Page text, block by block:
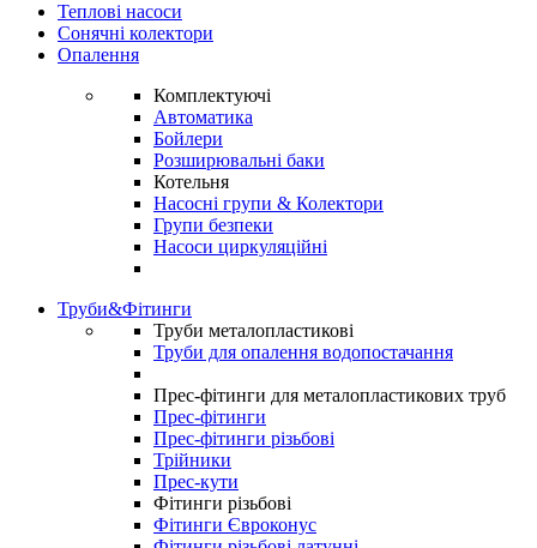
Теплові насоси
Сонячні колектори
Опалення
Комплектуючі
Автоматика
Бойлери
Розширювальні баки
Котельня
Насосні групи & Колектори
Групи безпеки
Насоси циркуляційні
Труби&Фітинги
Труби металопластикові
Труби для опалення водопостачання
Прес-фітинги для металопластикових труб
Прес-фітинги
Прес-фітинги різьбові
Трійники
Прес-кути
Фітинги різьбові
Фітинги Євроконус